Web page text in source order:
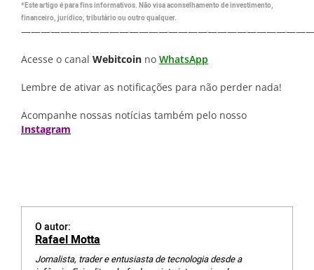
*Este artigo é para fins informativos. Não visa aconselhamento de investimento,
financeiro, jurídico, tributário ou outro qualquer.
Acesse o canal Webitcoin no WhatsApp
Lembre de ativar as notificações para não perder nada!
Acompanhe nossas notícias também pelo nosso
Instagram
O autor:
Rafael Motta
Jornalista, trader e entusiasta de tecnologia desde a